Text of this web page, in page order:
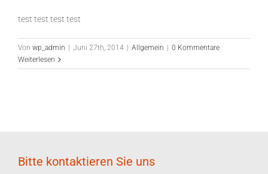
test test test test
Von wp_admin Juni 27th, 2014 Allgemein
0 Kommentare
Weiterlesen
Bitte kontaktieren Sie uns